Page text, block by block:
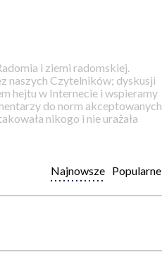
i ziemi radomskiej.
naszych Czytelników; dyskusji
hejtu w Internecie i wspieramy
do norm akceptowanych
nikogo i nie urażała
Popularne
Najnowsze